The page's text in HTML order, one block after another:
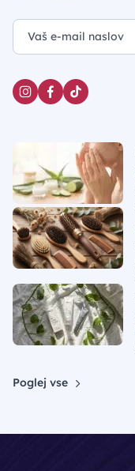
Poglej vse